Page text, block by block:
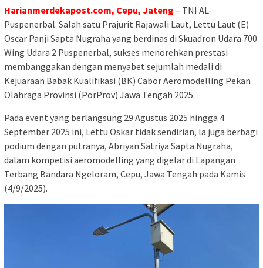
Harianmerdekapost.com, Cepu, Jateng – TNI AL-
Puspenerbal. Salah satu Prajurit Rajawali Laut, Lettu Laut (E)
Oscar Panji Sapta Nugraha yang berdinas di Skuadron Udara 700
Wing Udara 2 Puspenerbal, sukses menorehkan prestasi
membanggakan dengan menyabet sejumlah medali di
Kejuaraan Babak Kualifikasi (BK) Cabor Aeromodelling Pekan
Olahraga Provinsi (PorProv) Jawa Tengah 2025.
Pada event yang berlangsung 29 Agustus 2025 hingga 4
September 2025 ini, Lettu Oskar tidak sendirian, la juga berbagi
podium dengan putranya, Abriyan Satriya Sapta Nugraha,
dalam kompetisi aeromodelling yang digelar di Lapangan
Terbang Bandara Ngeloram, Cepu, Jawa Tengah pada Kamis
(4/9/2025).